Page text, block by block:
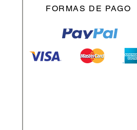
FORMAS DE PAGO